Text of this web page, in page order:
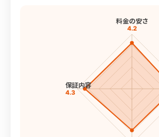
料金の安さ
4.2
保証内容
4.3